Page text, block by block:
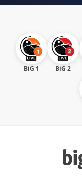
BiG 1 BiG 2